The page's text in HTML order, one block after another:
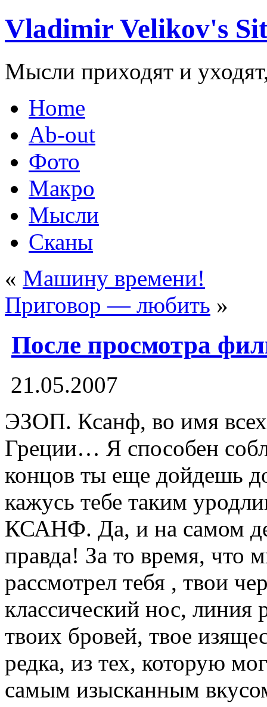
Vladimir Velikov's
Мысли приходят и
Home
Ab-out
Фото
Макро
Мысли
Сканы
« Машину времени!
Приговор — любить »
После просмотра
21.05.2007
ЭЗОП. Ксанф, во имя
Греции… Я способен
концов ты еще дойдешь
кажусь тебе таким
КСАНФ. Да, и на самом
правда! За то время, что
рассмотрел тебя , твои
классический нос, линия
твоих бровей, твое
редка, из тех, которую
самым изысканным